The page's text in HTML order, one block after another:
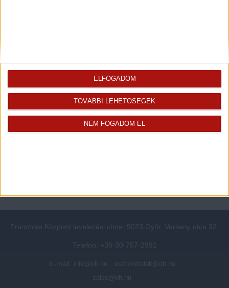
TOVÁBBI LEHETŐSÉGEK
NEM FOGADOM EL
ELFOGADOM
Rólunk
A központ munkatársai
Elégedett ügyfeleink mondták
Értékbecslés
Energetikai tanúsítvány
CSR
Elérhetőségeink
Adatvédelmi beállítások
Franchise Központ levelezési címe: 9023 Győr, Verseny utca 32.
Telefon: +36-30-757-2991
E-mail: info@oh.hu
eszrevetelek@oh.hu
sales@oh.hu